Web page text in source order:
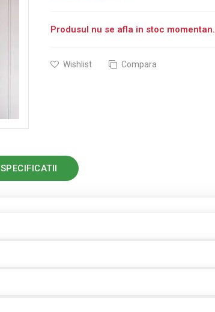
Produsul nu se afla in stoc momentan.
Wishlist Compara
SPECIFICATII